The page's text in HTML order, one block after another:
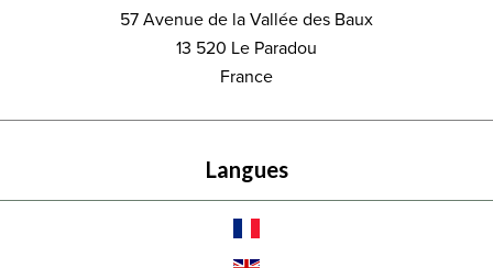
57 Avenue de la Vallée des Baux
13 520 Le Paradou
France
Langues